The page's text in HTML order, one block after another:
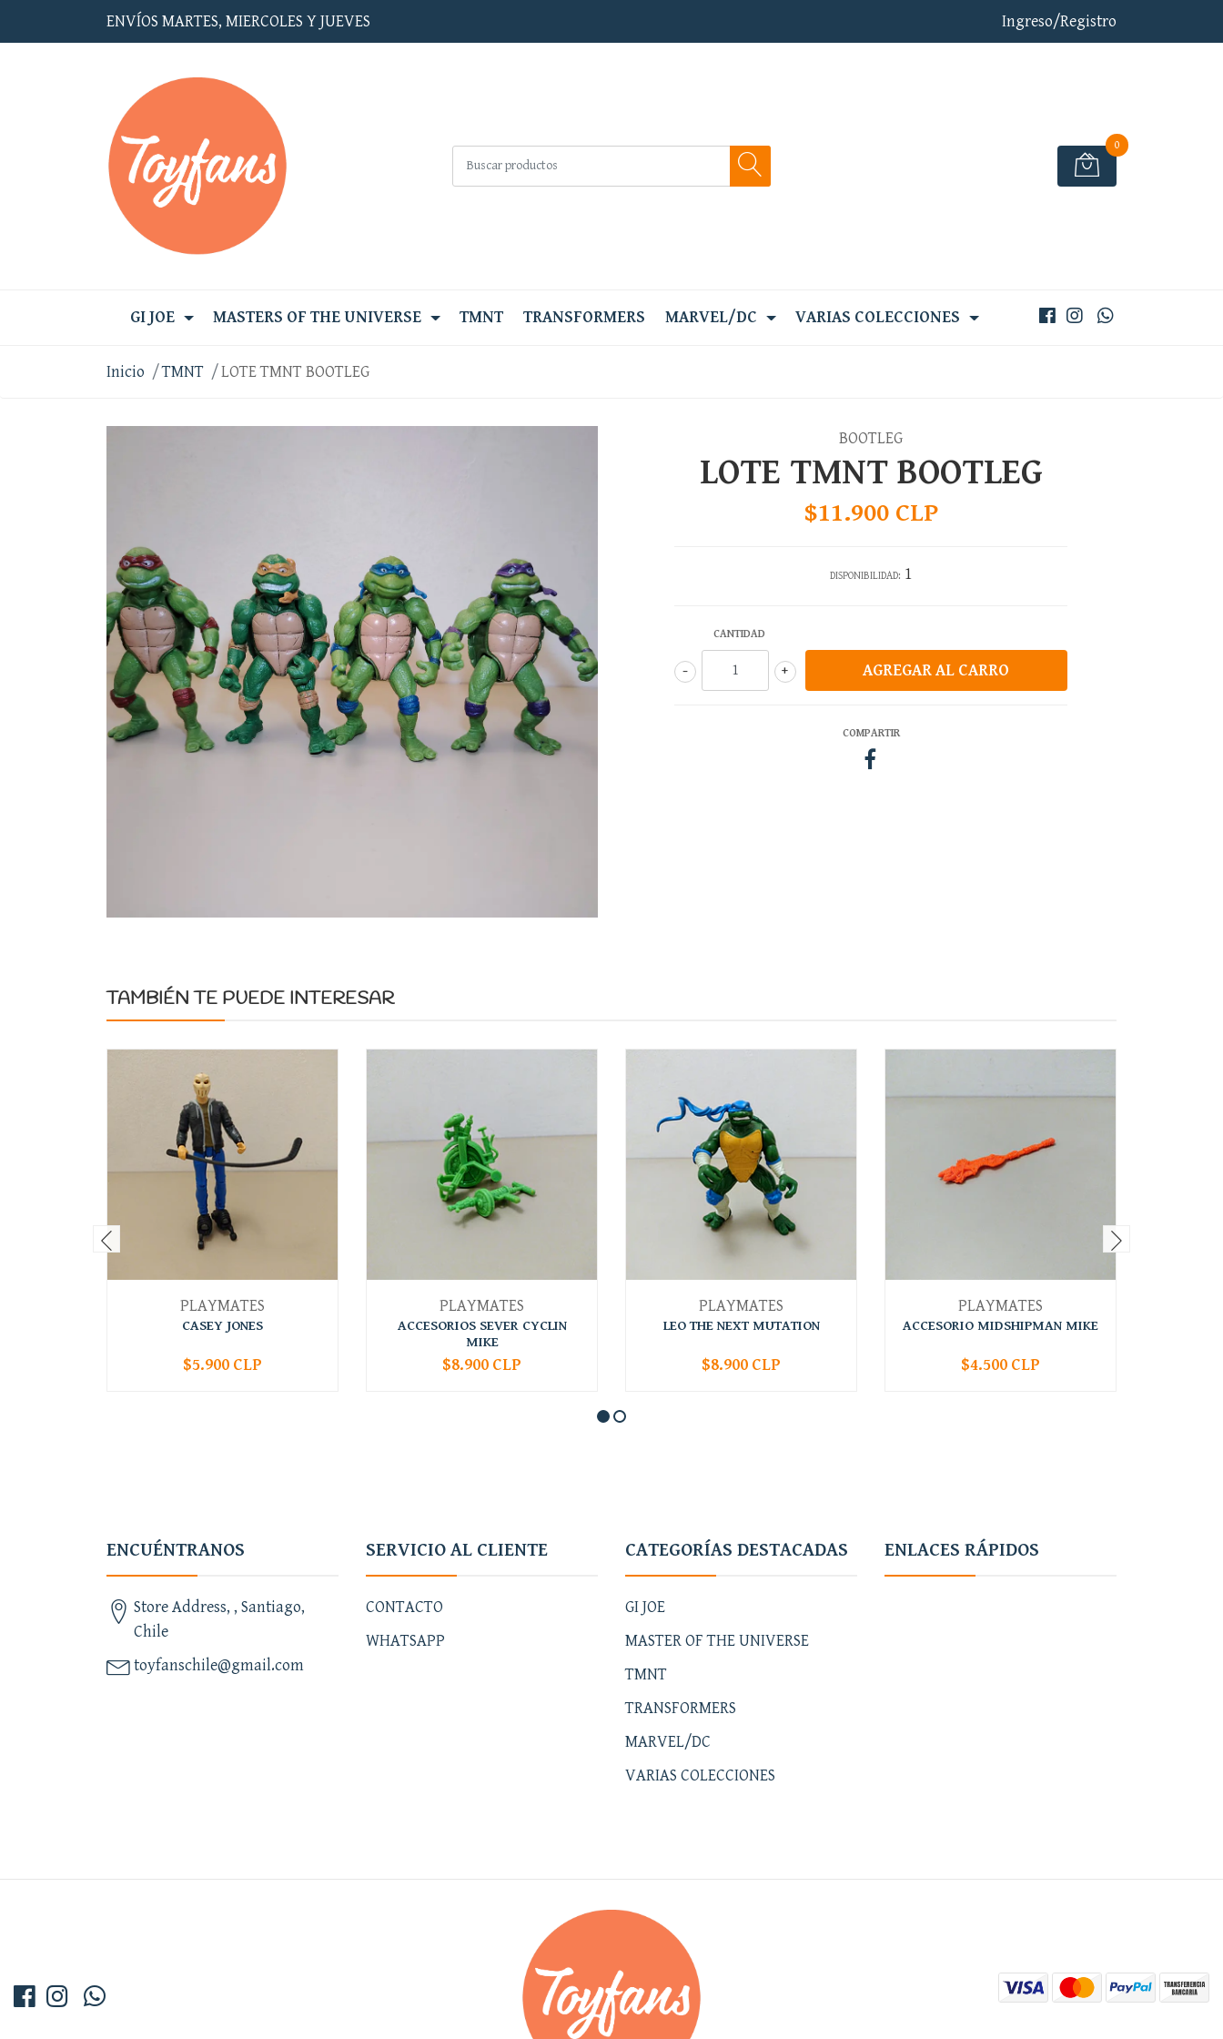
ENVÍOS MARTES, MIERCOLES Y JUEVES Ingreso/Registro
0
GI JOE MASTERS OF THE UNIVERSE TMNT TRANSFORMERS MARVEL/DC VARIAS COLECCIONES
Inicio TMNT LOTE TMNT BOOTLEG
BOOTLEG
LOTE TMNT BOOTLEG
$11.900 CLP
DISPONIBILIDAD: 1
CANTIDAD
+
-
COMPARTIR
TAMBIÉN TE PUEDE INTERESAR
PLAYMATES
CASEY JONES
+
$5.900 CLP
PLAYMATES
ACCESORIOS SEVER CYCLIN
MIKE
+
$8.900 CLP
PLAYMATES
LEO THE NEXT MUTATION
+
$8.900 CLP
PLAYMATES
ACCESORIO MIDSHIPMAN MIKE
+
$4.500 CLP
ENCUÉNTRANOS
Store Address, , Santiago,
Chile
toyfanschile@gmail.com
SERVICIO AL CLIENTE
CONTACTO
WHATSAPP
CATEGORÍAS DESTACADAS
GI JOE
MASTER OF THE UNIVERSE
TMNT
TRANSFORMERS
MARVEL/DC
VARIAS COLECCIONES
ENLACES RÁPIDOS